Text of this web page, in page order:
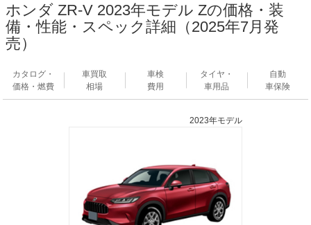
ホンダ ZR-V 2023年モデル Zの価格・装
備・性能・スペック詳細（2025年7月発
売）
カタログ・
価格・燃費
車買取
相場
車検
費用
タイヤ・
車用品
自動
車保険
2023年モデル